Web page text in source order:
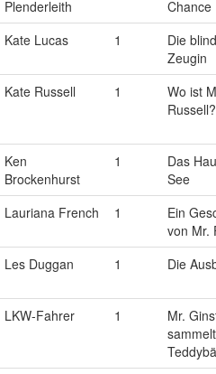
Plenderleith
Chance
Kate Lucas 1
Die
Zeugin
Kate Russell 1
Wo ist
Russell?
Ken
Brockenhurst
1
Das
See
Lauriana French 1
Ein
von Mr.
Les Duggan 1 Die
LKW-Fahrer 1
Mr.
sammelt